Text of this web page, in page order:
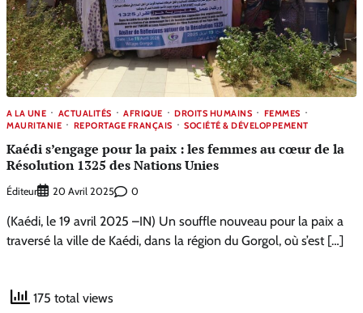
A LA UNE ACTUALITÉS AFRIQUE DROITS HUMAINS
FEMMES
MAURITANIE
REPORTAGE FRANÇAIS SOCIÉTÉ & DÉVELOPPEMENT
Kaédi s’engage pour la paix : les femmes au cœur de la
Résolution 1325 des Nations Unies
Éditeur 20 Avril 2025 0
(Kaédi, le 19 avril 2025 –IN) Un souffle nouveau pour la paix a
traversé la ville de Kaédi, dans la région du Gorgol, où s’est […]
175 total views